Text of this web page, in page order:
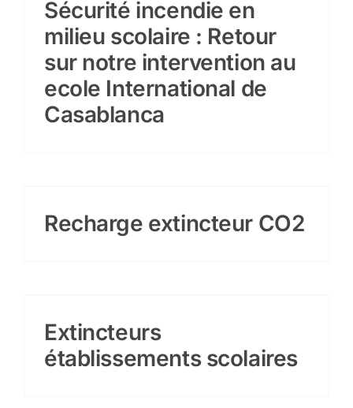
Sécurité incendie
BOUTIQUE
Sécurité incendie en
milieu scolaire : Retour
sur notre intervention au
ecole International de
Casablanca
Recharge extincteur CO2
Extincteurs
établissements scolaires